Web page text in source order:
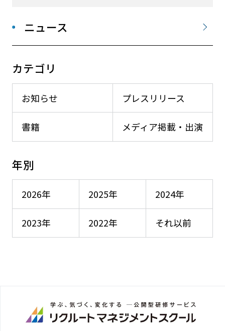
ニュース
カテゴリ
お知らせ プレスリリース
メディア掲載・出演
書籍
年別
2026年 2025年 2024年
2023年 2022年 それ以前